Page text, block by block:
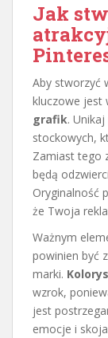
Jak
Aby stworzyć
kluczowe jest
grafik.
stockowych,
Zamiast tego
będą
Oryginalność
że Twoja
Ważnym
powinien być
marki.
wzrok,
jest
emocje i